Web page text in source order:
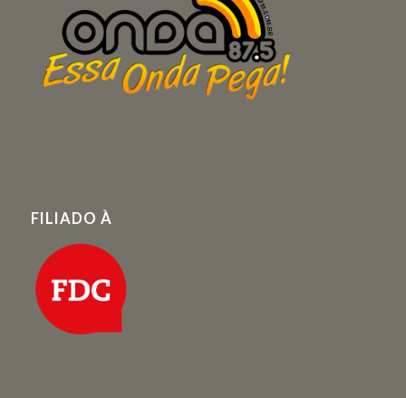
FILIADO À